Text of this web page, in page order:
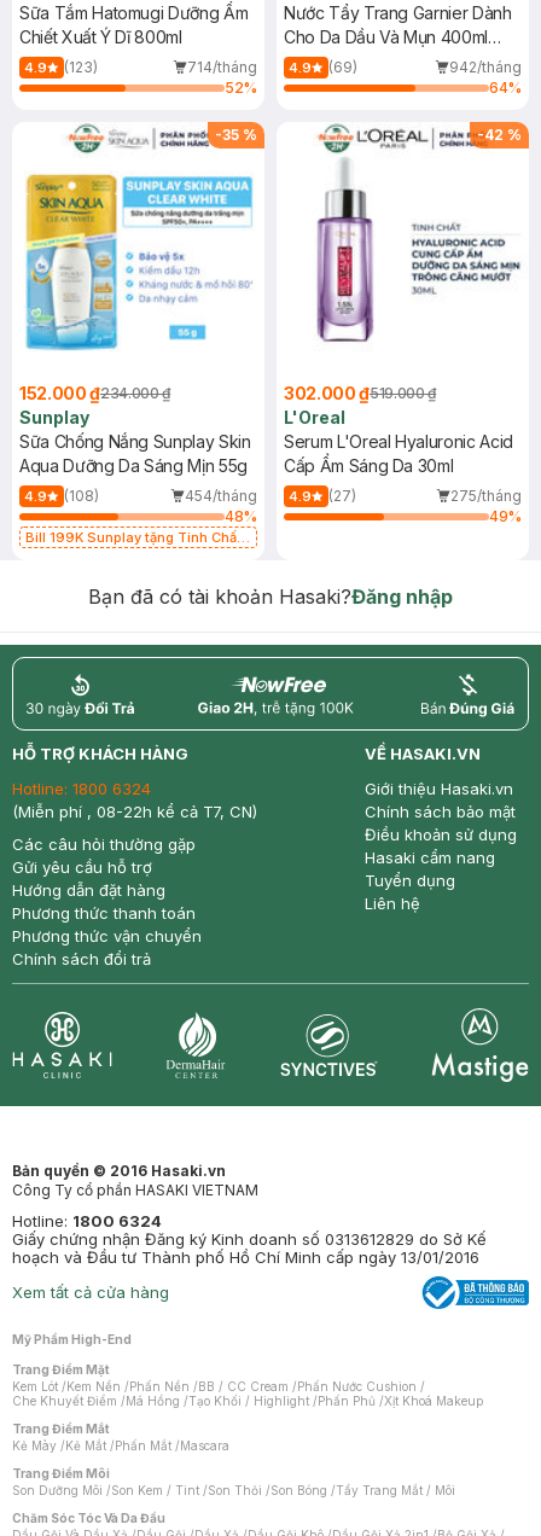
Sữa Tắm Hatomugi Dưỡng Ẩm
Chiết Xuất Ý Dĩ 800ml
4.9 (123)
714/tháng
52%
Nước Tẩy Trang Garnier Dành
Cho Da Dầu Và Mụn 400ml
(Mới)
4.9 (69)
942/tháng
64%
-35 %
152.000 ₫234.000 ₫
Sunplay
Sữa Chống Nắng Sunplay Skin
Aqua Dưỡng Da Sáng Mịn 55g
4.9 (108)
454/tháng
48%
Bill 199K Sunplay tặng Tinh Chất
-42 %
302.000 ₫519.000 ₫
L'Oreal
Serum L'Oreal Hyaluronic Acid
Cấp Ẩm Sáng Da 30ml
4.9 (27)
275/tháng
49%
Bạn đã có tài khoản Hasaki?Đăng nhập
return nowfree price
HỖ TRỢ KHÁCH HÀNG
Hotline: 1800 6324
(Miễn phí , 08-22h kể cả T7, CN)
Các câu hỏi thường gặp
Gửi yêu cầu hỗ trợ
Hướng dẫn đặt hàng
Phương thức thanh toán
Phương thức vận chuyển
Chính sách đổi trả
VỀ HASAKI.VN
Giới thiệu Hasaki.vn
Chính sách bảo mật
Điều khoản sử dụng
Hasaki cẩm nang
Tuyển dụng
Liên hệ
Bản quyền © 2016 Hasaki.vn
Công Ty cổ phần HASAKI VIETNAM
Hotline: 1800 6324
Giấy chứng nhận Đăng ký Kinh doanh số 0313612829 do Sở Kế
hoạch và Đầu tư Thành phố Hồ Chí Minh cấp ngày 13/01/2016
Xem tất cả cửa hàng
Mỹ Phẩm High-End
Trang Điểm Mặt
Kem Lót /Kem Nền /Phấn Nền /BB / CC Cream /Phấn Nước Cushion /
Che Khuyết Điểm /Má Hồng /Tạo Khối / Highlight /Phấn Phủ /Xịt Khoá Makeup
Trang Điểm Mắt
Kẻ Mày /Kẻ Mắt /Phấn Mắt /Mascara
Trang Điểm Môi
Son Dưỡng Môi /Son Kem / Tint /Son Thỏi /Son Bóng /Tẩy Trang Mắt / Môi
Chăm Sóc Tóc Và Da Đầu